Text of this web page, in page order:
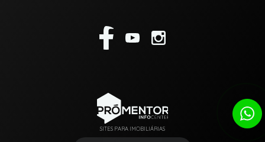
SITES PARA IMOBILIÁRIAS